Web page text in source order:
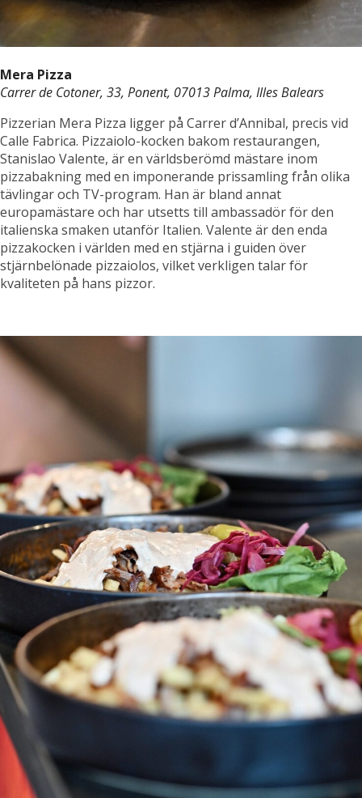
Mera Pizza
Carrer de Cotoner, 33, Ponent, 07013 Palma, Illes Balears
Pizzerian Mera Pizza ligger på Carrer d’Annibal, precis vid
Calle Fabrica. Pizzaiolo-kocken bakom restaurangen,
Stanislao Valente, är en världsberömd mästare inom
pizzabakning med en imponerande prissamling från olika
tävlingar och TV-program. Han är bland annat
europamästare och har utsetts till ambassadör för den
italienska smaken utanför Italien. Valente är den enda
pizzakocken i världen med en stjärna i guiden över
stjärnbelönade pizzaiolos, vilket verkligen talar för
kvaliteten på hans pizzor.